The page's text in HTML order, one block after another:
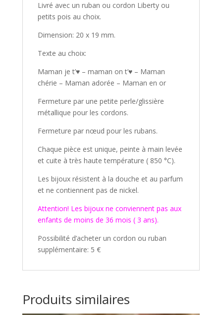
Livré avec un ruban ou cordon Liberty ou
petits pois au choix.
Dimension: 20 x 19 mm.
Texte au choix:
Maman je t’♥ – maman on t’♥ – Maman
chérie – Maman adorée – Maman en or
Fermeture par une petite perle/glissière
métallique pour les cordons.
Fermeture par nœud pour les rubans.
Chaque pièce est unique, peinte à main levée
et cuite à très haute température ( 850 °C).
Les bijoux résistent à la douche et au parfum
et ne contiennent pas de nickel.
Attention! Les bijoux ne conviennent pas aux
enfants de moins de 36 mois ( 3 ans).
Possibilité d’acheter un cordon ou ruban
supplémentaire: 5 €
Produits similaires